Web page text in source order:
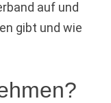
auf und
gibt und wie